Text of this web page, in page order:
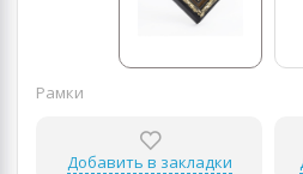
Рамки
Добавить в закладки